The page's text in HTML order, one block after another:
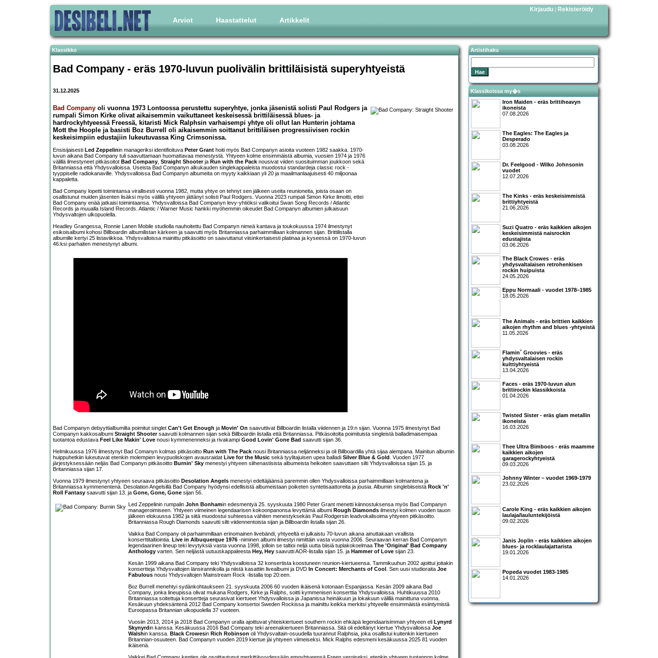
Arviot Haastattelut Artikkelit
Kirjaudu | Rekisteröidy
Klassikko
Bad Company - eräs 1970-luvun puolivälin brittiläisistä superyhtyeistä
31.12.2025
Bad Company oli vuonna 1973 Lontoossa perustettu superyhtye, jonka jäsenistä solisti Paul Rodgers ja
rumpali Simon Kirke olivat aikaisemmin vaikuttaneet keskeisessä brittiläisessä blues- ja
hardrockyhtyeessä Freessä, kitaristi Mick Ralphsin varhaisempi yhtye oli ollut Ian Hunterin johtama
Mott the Hoople ja basisti Boz Burrell oli aikaisemmin soittanut brittiläisen progressiivisen rockin
keskeisimpiin edustajiin lukeutuvassa King Crimsonissa.
Ensisijaisesti Led Zeppelinin manageriksi identifioituva Peter Grant hoiti myös Bad Companyn asioita vuoteen 1982 saakka. 1970-
luvun aikana Bad Company tuli saavuttamaan huomattavaa menestystä. Yhtyeen kolme ensimmäistä albumia, vuosien 1974 ja 1976
välillä ilmestyneet pitkäsoitot Bad Company, Straight Shooterja Run with the Pack nousivat viiden suosituimman joukkoon sekä
Britanniassa että Yhdysvalloissa. Useista Bad Companyn alkukauden singlekappaleista muodostui standardeja classic rock -
tyyppiselle radiokanaville. Yhdysvalloissa Bad Companyn albumeita on myyty kaikkiaan yli 20 ja maailmanlaajuisesti 40 miljoonaa
kappaletta.
Bad Company lopetti toimintansa virallisesti vuonna 1982, mutta yhtye on tehnyt sen jälkeen useita reunioneita, joista osaan on
osallistunut muiden jäsenten lisäksi myös välillä yhtyeen jättänyt solisti Paul Rodgers. Vuonna 2023 rumpali Simon Kirke ilmoitti, ettei
Bad Company enää jatkaisi toimintaansa. Yhdysvalloissa Bad Companyn levy-yhtiöksi valikoitui Swan Song Records / Atlantic
Records ja muualla Island Records. Atlantic / Warner Music hankki myöhemmin oikeudet Bad Companyn albumien julkaisuun
Yhdysvaltojen ulkopuolella.
Headley Grangessa, Ronnie Lanen Mobile studiolla nauhoitettu Bad Companyn nimeä kantava ja toukokuussa 1974 ilmestynyt
esikoisalbumi kohosi Billboardin albumilistan kärkeen ja saavutti myös Britanniassa parhaimmillaan kolmannen sijan. Brittilistalla
albumille kertyi 25 listaviikkoa. Yhdysvalloissa mainittu pitkäsoitto on saavuttanut viisinkertaisesti platinaa ja kyseessä on 1970-luvun
46:ksi parhaiten menestynyt albumi.
Bad Companyn debyyttialbumilta poimitut singlet Can't Get Enough ja Movin' On saavuttivat Billboardin listalla viidennen ja 19:n sijan. Vuonna 1975 ilmestynyt Bad
Companyn kakkosalbumi Straight Shootersaavutti kolmannen sijan sekä Billboardin listalla että Britanniassa. Pitkäsoitolta poimituista singleistä balladimaisempaa
tuotantoa edustava Feel Like Makin' Love nousi kymmenenneksi ja rivakampi Good Lovin' Gone Bad saavutti sijan 36.
Helmikuussa 1976 ilmestynyt Bad Comanyn kolmas pitkäsoitto Run with The Pack nousi Britanniassa neljänneksi ja oli Billboardilla yhtä sijaa alempana. Mainitun albumin
huippuhetkiin lukeutuvat etenkin molempien levypuoliskojen avausraidat Live for the Music sekä tyylitajuisen upea balladi Silver Blue & Gold . Vuoden 1977
järjestyksessään neljäs Bad Companyn pitkäsoitto Burnin' Sky menestyi yhtyeen siihenastisista albumeista heikoiten saavuttaen silti Yhdysvalloissa sijan 15. ja
Britanniassa sijan 17.
Vuonna 1979 ilmestynyt yhtyeen seuraava pitkäsoitto Desolation Angels menestyi edeltäjäänsä paremmin ollen Yhdysvalloissa parhaimmillaan kolmantena ja
Britanniassa kymmenentenä. Desolation Angelsillä Bad Company hyödynsi edellisistä albumeistaan poiketen syntetisaattoreita ja jousia. Albumin singlebiiseistä Rock 'n'
Roll Fantasy saavutti sijan 13. ja Gone, Gone, Gone sijan 56.
Led Zeppelinin rumpalin John Bonhamin edesmentyä 25. syyskuuta 1980 Peter Grant menetti kiinnostuksensa myös Bad Companyn
manageroimiseen. Yhtyeen viimeinen legendaarisen kokoonpanonsa levyttämä albumi Rough Diamonds ilmestyi kolmen vuoden tauon
jälkeen elokuussa 1982 ja siitä muodostui suhteessa vähiten menestyksekäs Paul Rodgersin leadvokalisoima yhtyeen pitkäsoitto.
Britanniassa Rough Diamonds saavutti silti viidennentoista sijan ja Billboardin listalla sijan 26.
Vaikka Bad Company oli parhaimmillaan erinomainen livebändi, yhtyeeltä ei julkaistu 70-luvun aikana ainuttakaan virallista
konserttitaltiointia. Live in Albuquerque 1976 -niminen albumi ilmestyi nimittäin vasta vuonna 2006. Seuraavan kerran Bad Companyn
legendaarinen lineup teki levytyksiä vasta vuonna 1998, jolloin se taltioi neljä uutta biisiä tuplakokoelmaa The 'Original' Bad Company
Anthology varten. Sen neljästä uutuuskappaleesta Hey, Hey saavutti AOR-listalla sijan 15. ja Hammer of Love sijan 23.
Kesän 1999 aikana Bad Company teki Yhdysvalloissa 32 konsertista koostuneen reunion-kiertueensa. Tammikuuhun 2002 ajoittui joitakin
konsertteja Yhdysvaltojen länsirannikolla ja niistä kasattiin livealbumi ja DVD In Concert: Merchants of Cool . Sen uusi studioraita Joe
Fabulous nousi Yhdysvaltojen Mainstream Rock -listalla top 20:een.
Boz Burrell menehtyi sydänkohtaukseen 21. syyskuuta 2006 60 vuoden ikäisenä kotonaan Espanjassa. Kesän 2009 aikana Bad
Company, jonka lineupissa olivat mukana Rodgers, Kirke ja Ralphs, soitti kymmenisen konserttia Yhdysvalloissa. Huhtikuussa 2010
Britanniassa soitettuja konsertteja seurasivat kiertueet Yhdysvalloissa ja Japanissa heinäkuun ja lokakuun välillä mainittuna vuonna.
Kesäkuun yhdeksäntenä 2012 Bad Company konsertoi Sweden Rockissa ja mainittu keikka merkitsi yhtyeelle ensimmäistä esiintymistä
Euroopassa Britannian ulkopuolella 37 vuoteen.
Vuosiin 2013, 2014 ja 2018 Bad Companyn uralla ajoittuvat yhteiskiertueet southern rockin ehkäpä legendaarisimman yhtyeen eli Lynyrd
Skynyrdin kanssa. Kesäkuussa 2016 Bad Company teki areenakiertueen Britanniassa. Sitä oli edeltänyt kiertue Yhdysvalloissa Joe
Walshin kanssa. Black Crowesin Rich Robinson oli Yhdysvaltain-osuudella tuurannut Ralphsia, joka osallistui kuitenkin kiertueen
Britannian-osuuteen. Bad Companyn vuoden 2019 kiertue jäi yhtyeen viimeiseksi. Mick Ralphs edesmeni kesäkuussa 2025 81 vuoden
ikäisenä.
Artistihaku
Klassikoissa my�s
Iron Maiden - eräs brittiheavyn
ikoneista
07.08.2026
The Eagles: The Eagles ja
Desperado
03.08.2026
Dr. Feelgood - Wilko Johnsonin
vuodet
12.07.2026
The Kinks - eräs keskeisimmistä
brittiyhtyeistä
21.06.2026
Suzi Quatro - eräs kaikkien aikojen
keskeisimmistä naisrockin
edustajista
03.06.2026
The Black Crowes - eräs
yhdysvaltalaisen retrohenkisen
rockin huipuista
24.05.2026
Eppu Normaali - vuodet 1978–1985
18.05.2026
The Animals - eräs brittien kaikkien
aikojen rhythm and blues -yhtyeistä
11.05.2026
Flamin´ Groovies - eräs
yhdysvaltalaisen rockin
kulttiyhtyeistä
13.04.2026
Faces - eräs 1970-luvun alun
brittirockin klassikkoista
01.04.2026
Twisted Sister - eräs glam metallin
ikoneista
16.03.2026
Thee Ultra Bimboos - eräs maamme
kaikkien aikojen
garagerockyhtyeistä
09.03.2026
Johnny Winter – vuodet 1969-1979
23.02.2026
Carole King - eräs kaikkien aikojen
laulaja/lauluntekijöistä
09.02.2026
Janis Joplin - eräs kaikkien aikojen
blues- ja rocklaulajattarista
19.01.2026
Popeda vuodet 1983-1985
14.01.2026